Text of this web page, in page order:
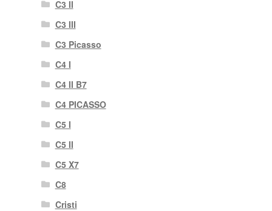
C3 II
C3 III
C3 Picasso
C4 I
C4 II B7
C4 PICASSO
C5 I
C5 II
C5 X7
C8
Cristi